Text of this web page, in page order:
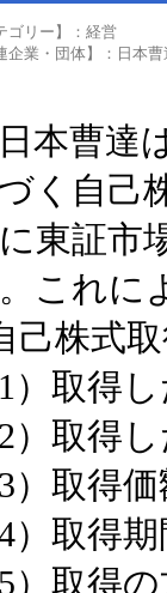
ゴリー】：経営
企業・団体】：日本曹
本曹達
く自己
東証市
これに
己株式
1）取得
2）取得
3）取得
4）取得
5）取得